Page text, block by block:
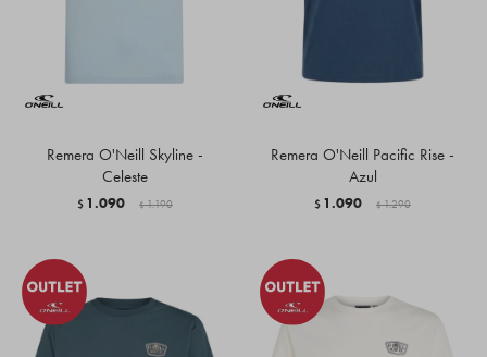
Remera O'Neill Skyline -
Celeste
$ 1.090 $ 1.190
Remera O'Neill Pacific Rise -
Azul
$ 1.090 $ 1.290